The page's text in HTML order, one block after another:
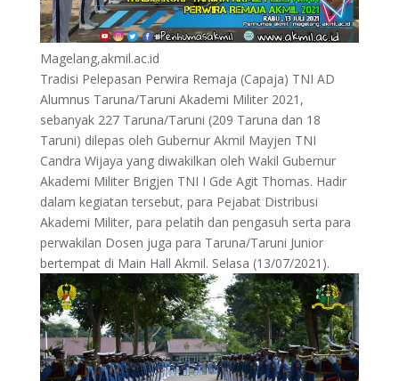
Magelang,akmil.ac.id
Tradisi Pelepasan Perwira Remaja (Capaja) TNI AD
Alumnus Taruna/Taruni Akademi Militer 2021,
sebanyak 227 Taruna/Taruni (209 Taruna dan 18
Taruni) dilepas oleh Gubernur Akmil Mayjen TNI
Candra Wijaya yang diwakilkan oleh Wakil Gubernur
Akademi Militer Brigjen TNI I Gde Agit Thomas. Hadir
dalam kegiatan tersebut, para Pejabat Distribusi
Akademi Militer, para pelatih dan pengasuh serta para
perwakilan Dosen juga para Taruna/Taruni Junior
bertempat di Main Hall Akmil. Selasa (13/07/2021).